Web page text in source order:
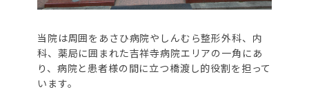
当院は周囲をあさひ病院やしんむら整形外科、内
科、薬局に囲まれた吉祥寺病院エリアの一角にあ
り、病院と患者様の間に立つ橋渡し的役割を担って
います。